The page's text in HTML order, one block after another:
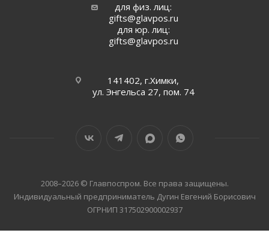
для физ. лиц:
gifts@glavpos.ru
для юр. лиц:
gifts@glavpos.ru
141402, г.Химки,
ул. Энгельса 27, пом. 74
2008–2026 © Главпоспром. Все права защищены.
Индивидуальный предприниматель Дугин Евгений Борисович
ОГРНИП 317502900002937